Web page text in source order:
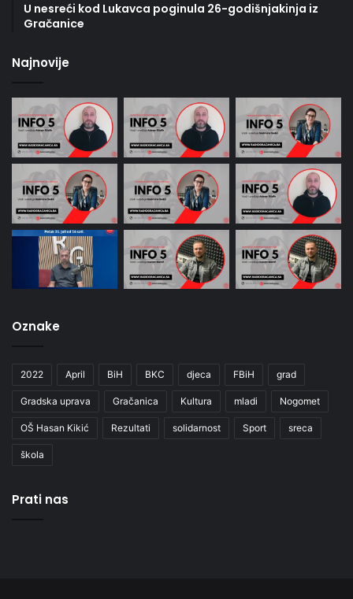
U nesreći kod Lukavca poginula 26-godišnjakinja iz
Gračanice
Najnovije
Oznake
2022 April BiH BKC djeca FBiH grad
Gradska uprava Gračanica Kultura mladi Nogomet
OŠ Hasan Kikić Rezultati solidarnost Sport sreca
škola
Prati nas